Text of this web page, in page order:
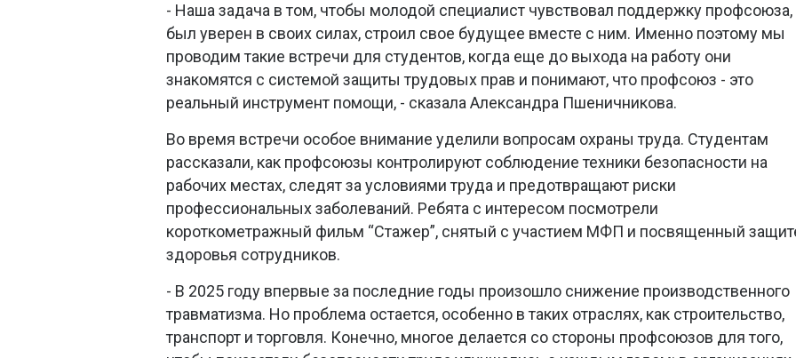
- Наша задача в том, чтобы молодой специалист чувствовал поддержку профсоюза,
был уверен в своих силах, строил свое будущее вместе с ним. Именно поэтому мы
проводим такие встречи для студентов, когда еще до выхода на работу они
знакомятся с системой защиты трудовых прав и понимают, что профсоюз - это
реальный инструмент помощи, - сказала Александра Пшеничникова.
Во время встречи особое внимание уделили вопросам охраны труда. Студентам
рассказали, как профсоюзы контролируют соблюдение техники безопасности на
рабочих местах, следят за условиями труда и предотвращают риски
профессиональных заболеваний. Ребята с интересом посмотрели
короткометражный фильм “Стажер”, снятый с участием МФП и посвященный
здоровья сотрудников.
- В 2025 году впервые за последние годы произошло снижение производственного
травматизма. Но проблема остается, особенно в таких отраслях, как строительство,
транспорт и торговля. Конечно, многое делается со стороны профсоюзов для того,